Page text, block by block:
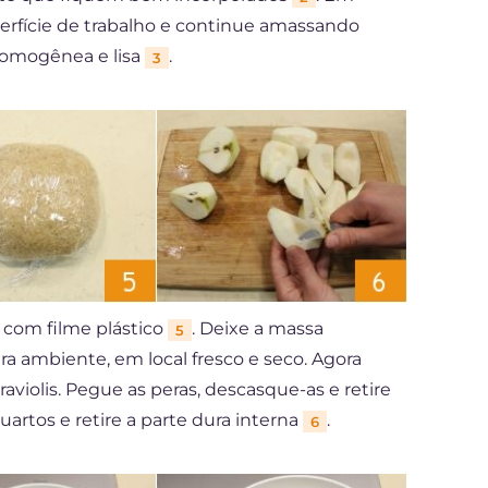
de trabalho e continue amassando
e lisa
3 .
filme plástico 5 . Deixe a massa
ambiente, em local fresco e seco. Agora
Pegue as peras, descasque-as e retire
e retire a parte dura interna
6 .